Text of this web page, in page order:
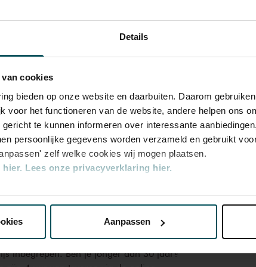
Details
cookies
bieden op onze website en daarbuiten. Daarom
voor het functioneren van de website, andere helpen ons
te kunnen informeren over interessante
persoonlijke gegevens worden verzameld en gebruikt
zelf welke cookies wij mogen plaatsen.
hier. Lees onze privacyverklaring hier.
website kunt u uw toestemming op elk moment wijzigen
die uw gegevens kunnen ontvangen en verwerken.
Aanpassen
een versie voor piano solo, draaien om
de poëtische sterrenhemel van Viardot en
voert het programma uiteindelijk naar
35,00 € 27,00
28,00 € 21,60
inbegrepen. Ben je jonger dan 30 jaar?